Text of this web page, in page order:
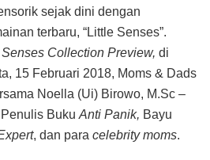
sejak dini dengan
terbaru, “Little Senses”.
Collection Preview, di
15 Februari 2018, Moms & Dads
Noella (Ui) Birowo, M.Sc –
Buku Anti Panik, Bayu
, dan para celebrity moms.